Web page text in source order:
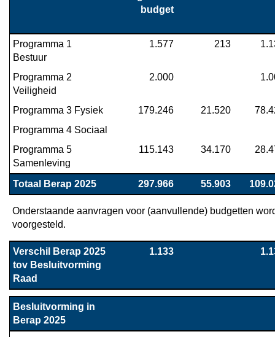
budget
Programma 1
Bestuur
1.577 213
Programma 2
Veiligheid
2.000
Programma 3 Fysiek 179.246 21.520
Programma 4 Sociaal
Programma 5
Samenleving
115.143 34.170
Totaal Berap 2025 297.966 55.903
Onderstaande aanvragen voor (aanvullende) budgetten
voorgesteld.
Verschil Berap 2025
tov Besluitvorming
Raad
1.133
Besluitvorming in
Berap 2025